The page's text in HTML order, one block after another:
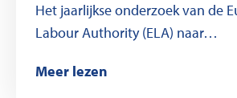
Het jaarlijkse onderzoek van de
Labour Authority (ELA) naar…
Meer lezen